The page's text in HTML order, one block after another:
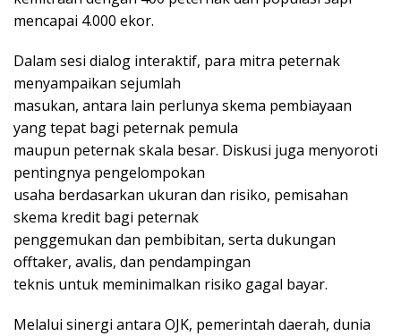
mencapai 4.000 ekor.
Dalam sesi dialog interaktif, para mitra peternak
menyampaikan sejumlah
masukan, antara lain perlunya skema pembiayaan
yang tepat bagi peternak pemula
maupun peternak skala besar. Diskusi juga menyoroti
pentingnya pengelompokan
usaha berdasarkan ukuran dan risiko, pemisahan
skema kredit bagi peternak
penggemukan dan pembibitan, serta dukungan
offtaker, avalis, dan pendampingan
teknis untuk meminimalkan risiko gagal bayar.
Melalui sinergi antara OJK, pemerintah daerah, dunia